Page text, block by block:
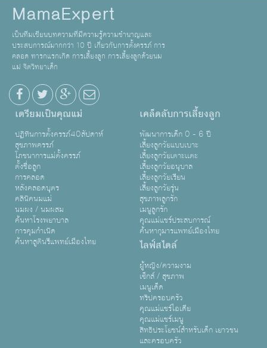
MamaExpert
เป็นทีมเขียนบทความที่มีความรู้ความชำนาญและ
ประสบการณ์มากกว่า 10 ปี เกี่ยวกับการตั้งครรภ์ การ
คลอด ทารกแรกเกิด การเลี้ยงลูก การเลี้ยงลูกด้วยนม
แม่ จิตวิทยาเด็ก
เตรียมเป็นคุณแม่
ปฏิทินการตั้งครรภ์40สัปดาห์
สุขภาพครรภ์
โภชนาการแม่ตั้งครรภ์
ตั้งชื่อลูก
การคลอด
หลังคลอดบุตร
คลินิคนมแม่
นมผง / นมผสม
ค้นหาโรงพยาบาล
การคุมกำเนิด
ค้นหาสูตินรีแพทย์เมืองไทย
เคล็ดลับการเลี้ยงลูก
พัฒนาการเด็ก 0 - 6 ปี
เลี้ยงลูกวัยแบบเบาะ
เลี้ยงลูกวัยเตาะเเตะ
เลี้ยงลูกวัยอนุบาล
เลี้ยงลูกวัยเรียน
เลี้ยงลูกวัยรุ่น
สุขภาพลูกรัก
เมนูลูกรัก
คุณแม่แชร์ประสบการณ์
ค้นหากุมารแพทย์เมืองไทย
ไลฟ์สไตล์
ผู้หญิง/ความงาม
เซ็กส์ / สุขภาพ
เมนูเด็ด
ทริปครอบครัว
คุณแม่แชร์ไอเดีย
คุณแม่แชร์เมนู
สิทธิประโยชน์สำหรับเด็ก เยาวชน
และครอบครัว